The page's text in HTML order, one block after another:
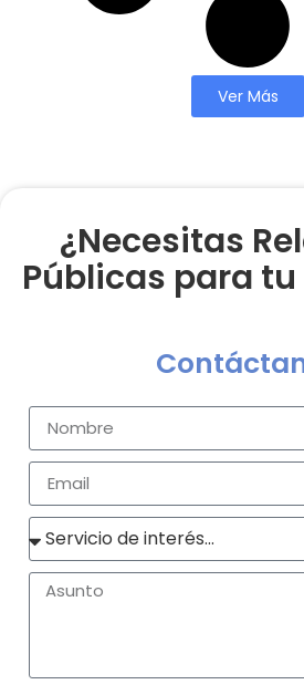
Ver Más
¿Necesitas
Públicas para